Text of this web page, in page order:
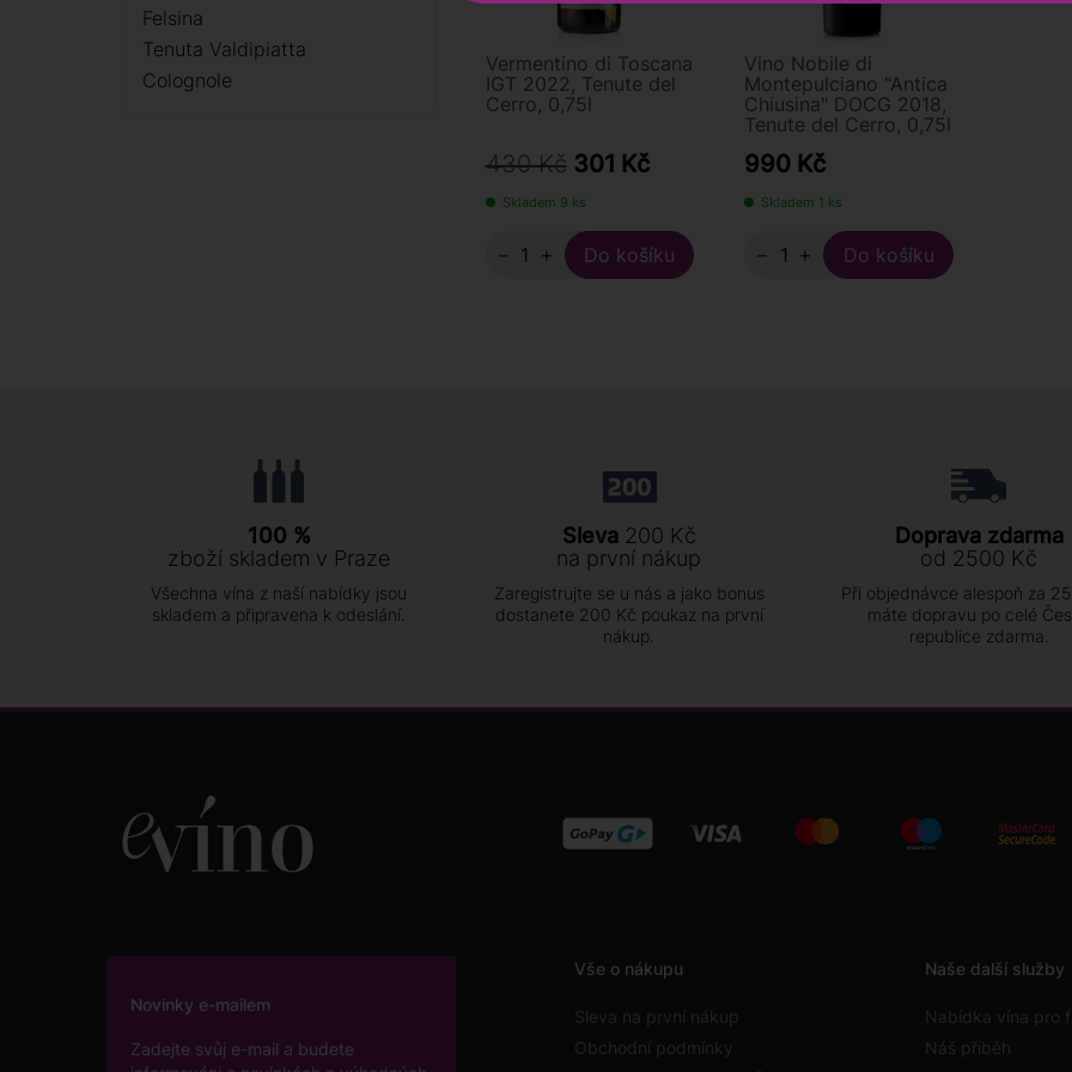
Vermentino di Toscana
IGT 2022, Tenute del
Cerro, 0,75l
430 Kč 301 Kč
Skladem 9 ks
− +
Vino Nobile di
Montepulciano "Antica
Chiusina" DOCG 2018,
Tenute del Cerro, 0,75l
990 Kč
Skladem 1 ks
− +
Felsina
Tenuta Valdipiatta
Colognole
100 %
zboží skladem v Praze
Všechna vína z naší nabídky jsou
skladem a připravena k odeslání.
Sleva200 Kč
na první nákup
Zaregistrujte se u nás a jako bonus
dostanete 200 Kč poukaz na první
nákup.
Doprava zdarma
od 2500 Kč
Při objednávce alespoň za
máte dopravu po celé
republice zdarma.
Vše o nákupu
Sleva na první nákup
Obchodní podmínky
Naše další služby
Nabídka vína pro
Náš příběh
Novinky e-mailem
Zadejte svůj e-mail a budete